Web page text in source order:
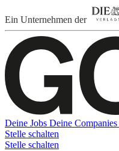
Ein Unternehmen der
Deine Jobs Deine Companies
Stelle schalten
Stelle schalten